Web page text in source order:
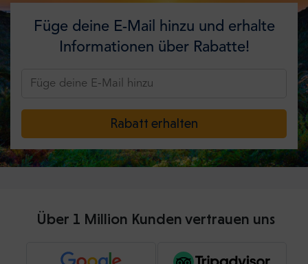
Füge deine E-Mail hinzu und erhalte
Informationen über Rabatte!
Rabatt erhalten
Über 1 Million Kunden vertrauen uns